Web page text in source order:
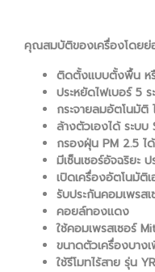
คุณสมบัติของเครื่องโดยย่
ติดตั้งแบบตั้งพื้น ห
ประหยัดไฟเบอร์ 5
กระจายลมอัตโนมัติ
ล้างตัวเองได้ ระบ
กรองฝุ่น PM 2.5 ได้
มีเซ็นเซอร์อัจฉริยะ
เปิดเครื่องอัตโนมัติ
รับประกันคอมเพรส
คอยล์ทองแดง
ใช้คอมเพรสเซอร์
ขนาดตัวเครื่องบาง
ใช้รีโมทไร้สาย รุ่น